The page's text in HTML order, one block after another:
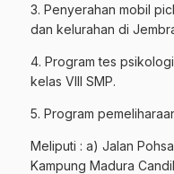
3. Penyerahan mobil
dan kelurahan di
4. Program tes
kelas VIII SMP.
5. Program
Meliputi : a) Jalan
Kampung Madura